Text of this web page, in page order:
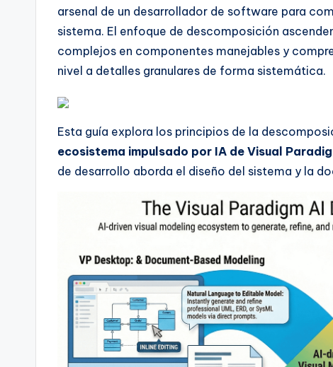
si
arsenal de un desarrollador de software para
sistema. El enfoque de descomposición
complejos en componentes manejables y
nivel a detalles granulares de forma sistemática.
Esta guía explora los principios de la
ecosistema impulsado por IA de Visual
de desarrollo aborda el diseño del sistema y la